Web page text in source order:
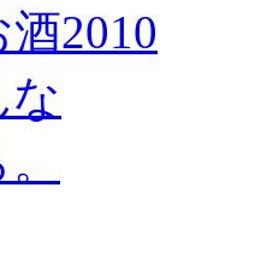
2010